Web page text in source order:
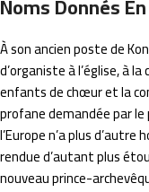
À son ancien poste de
d’organiste à l’église, à
enfants de chœur et la
profane demandée par
l’Europe n’a plus
rendue d’autant plus
nouveau prince-